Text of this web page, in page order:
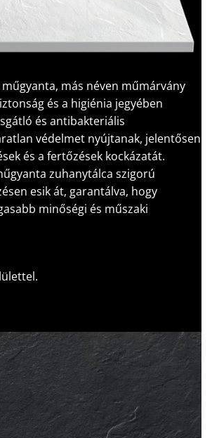
műgyanta, más néven műmárvány
és a higiénia jegyében
és antibakteriális
védelmet nyújtanak, jelentősen
és a fertőzések kockázatát.
zuhanytálca szigorú
esik át, garantálva, hogy
minőségi és műszaki